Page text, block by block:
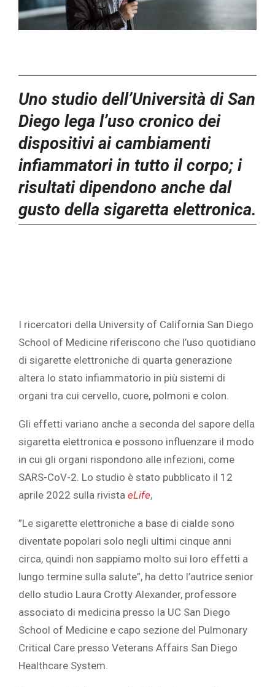
Uno studio dell’Università di San
Diego lega l’uso cronico dei
dispositivi ai cambiamenti
infiammatori in tutto il corpo; i
risultati dipendono anche dal
gusto della sigaretta elettronica‎.
‎I ricercatori della University of California San Diego
School of Medicine riferiscono che l’uso quotidiano
di sigarette elettroniche di quarta generazione
altera lo stato infiammatorio in più sistemi di
organi tra cui cervello, cuore, polmoni e colon.
Gli effetti variano anche a seconda del sapore della
sigaretta elettronica e possono influenzare il modo
in cui gli organi rispondono alle infezioni, come
SARS-CoV-2.‎ ‎Lo studio è stato pubblicato il 12
aprile 2022 sulla rivista ‎ ‎eLife‎‎,
‎”Le sigarette elettroniche a base di cialde sono
diventate popolari solo negli ultimi cinque anni
circa, quindi non sappiamo molto sui loro effetti a
lungo termine sulla salute”, ha detto l’autrice senior
dello studio Laura Crotty Alexander, professore
associato di medicina presso la UC San Diego
School of Medicine e capo sezione del Pulmonary
Critical Care presso Veterans Affairs San Diego
Healthcare System.‎